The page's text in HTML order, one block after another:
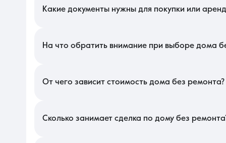
Какие документы нужны для покупки или
На что обратить внимание при выборе дома
От чего зависит стоимость дома без ремонта?
Сколько занимает сделка по дому без